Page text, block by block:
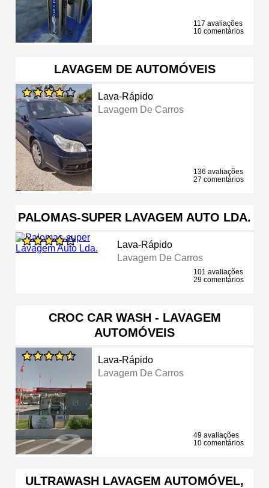
117 avaliações
10 comentários
LAVAGEM DE AUTOMÓVEIS
Lava-Rápido
Lavagem De Carros
136 avaliações
27 comentários
PALOMAS-SUPER LAVAGEM AUTO LDA.
Lava-Rápido
Lavagem De Carros
101 avaliações
29 comentários
CROC CAR WASH - LAVAGEM
AUTOMÓVEIS
Lava-Rápido
Lavagem De Carros
49 avaliações
10 comentários
ULTRAWASH LAVAGEM AUTOMÓVEL,